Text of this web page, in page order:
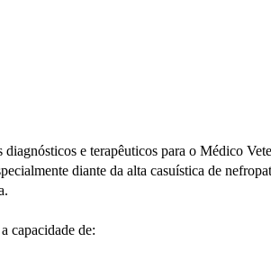
e terapêuticos para o Médico
diante da alta casuística de
capacidade de: